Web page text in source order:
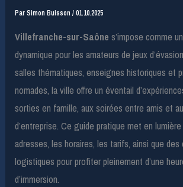
ParSimon Buisson/01.10.2025
Villefranche-sur-Saône s’impose comme
dynamique pour les amateurs de jeux
salles thématiques, enseignes historiques et
nomades, la ville offre un éventail
sorties en famille, aux soirées entre amis et
d’entreprise. Ce guide pratique met en
adresses, les horaires, les tarifs, ainsi que des
logistiques pour profiter pleinement d’une
d’immersion.